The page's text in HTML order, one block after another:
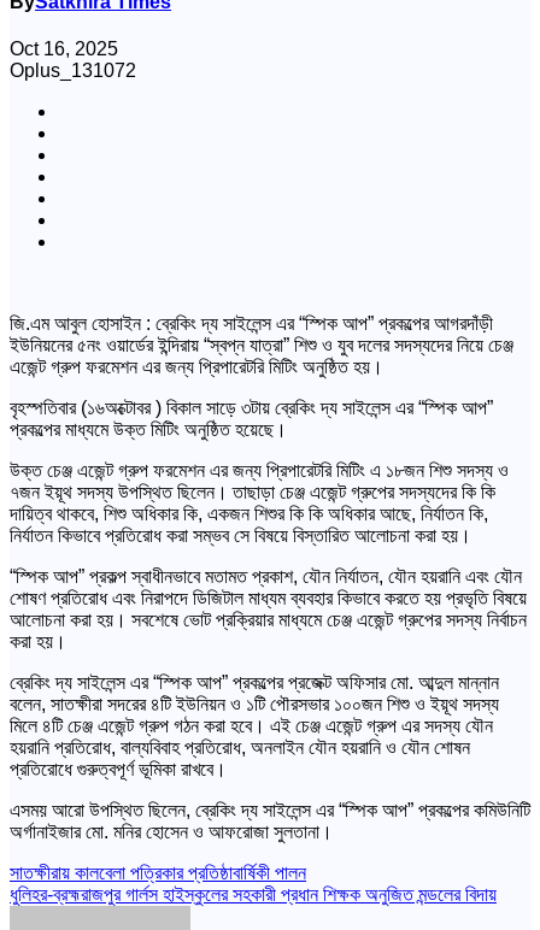
Oct 16, 2025
Oplus_131072
জি.এম আবুল হোসাইন : ব্রেকিং দ্য সাইলেন্স এর “স্পিক আপ” প্রকল্পের আগরদাঁড়ী
ইউনিয়নের ৫নং ওয়ার্ডের ইন্দিরায় “স্বপ্ন যাত্রা” শিশু ও যুব দলের সদস্যদের নিয়ে চেঞ্জ
এজেন্ট গ্রুপ ফরমেশন এর জন্য প্রিপারেটরি মিটিং অনুষ্ঠিত হয়।
বৃহস্পতিবার (১৬অক্টোবর ) বিকাল সাড়ে ৩টায় ব্রেকিং দ্য সাইলেন্স এর “স্পিক আপ”
প্রকল্পের মাধ্যমে উক্ত মিটিং অনুষ্ঠিত হয়েছে।
উক্ত চেঞ্জ এজেন্ট গ্রুপ ফরমেশন এর জন্য প্রিপারেটরি মিটিং এ ১৮জন শিশু সদস্য ও
৭জন ইয়ূথ সদস্য উপস্থিত ছিলেন। তাছাড়া চেঞ্জ এজেন্ট গ্রুপের সদস্যদের কি কি
দায়িত্ব থাকবে, শিশু অধিকার কি, একজন শিশুর কি কি অধিকার আছে, নির্যাতন কি,
নির্যাতন কিভাবে প্রতিরোধ করা সম্ভব সে বিষয়ে বিস্তারিত আলোচনা করা হয়।
“স্পিক আপ” প্রকল্প স্বাধীনভাবে মতামত প্রকাশ, যৌন নির্যাতন, যৌন হয়রানি এবং যৌন
শোষণ প্রতিরোধ এবং নিরাপদে ডিজিটাল মাধ্যম ব্যবহার কিভাবে করতে হয় প্রভৃতি বিষয়ে
আলোচনা করা হয়। সবশেষে ভোট প্রক্রিয়ার মাধ্যমে চেঞ্জ এজেন্ট গ্রুপের সদস্য নির্বাচন
করা হয়।
ব্রেকিং দ্য সাইলেন্স এর “স্পিক আপ” প্রকল্পের প্রজেক্ট অফিসার মো. আব্দুল মান্নান
বলেন, সাতক্ষীরা সদরের ৪টি ইউনিয়ন ও ১টি পৌরসভার ১০০জন শিশু ও ইয়ূথ সদস্য
মিলে ৪টি চেঞ্জ এজেন্ট গ্রুপ গঠন করা হবে। এই চেঞ্জ এজেন্ট গ্রুপ এর সদস্য যৌন
হয়রানি প্রতিরোধ, বাল্যবিবাহ প্রতিরোধ, অনলাইন যৌন হয়রানি ও যৌন শোষন
প্রতিরোধে গুরুত্বপূর্ণ ভূমিকা রাখবে।
এসময় আরো উপস্থিত ছিলেন, ব্রেকিং দ্য সাইলেন্স এর “স্পিক আপ” প্রকল্পের কমিউনিটি
অর্গানাইজার মো. মনির হোসেন ও আফরোজা সুলতানা।
Post
navigation
সাতক্ষীরায় কালবেলা পত্রিকার প্রতিষ্ঠাবার্ষিকী পালন
ধুলিহর-ব্রহ্মরাজপুর গার্লস হাইস্কুলের সহকারী প্রধান শিক্ষক অনুজিত মন্ডলের বিদায়